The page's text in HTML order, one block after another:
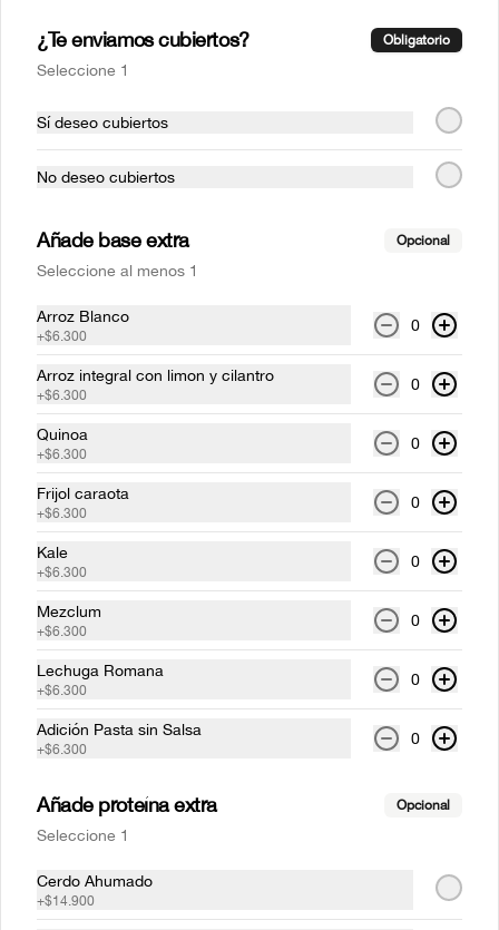
Nuestra torta de zanahoria es una
verdadera joya de la repostería. Date este
Bebidas
$7.500
Bretaña
Un clásico refrescante que nunca falla
Acompaña tu plato con tu sabor favorito
¿Te enviamos cubiertos? Obligatorio
Seleccione 1
Sí deseo cubiertos
No deseo cubiertos
Añade base extra Opcional
Seleccione al menos 1
Arroz Blanco
+$6.300
0
Arroz integral con limon y cilantro
+$6.300
0
Quinoa
+$6.300
0
Frijol caraota
+$6.300
0
Kale
+$6.300
0
Mezclum
+$6.300
0
Lechuga Romana
+$6.300
0
Adición Pasta sin Salsa
+$6.300
0
Añade proteína extra Opcional
Seleccione 1
Cerdo Ahumado
+$14.900